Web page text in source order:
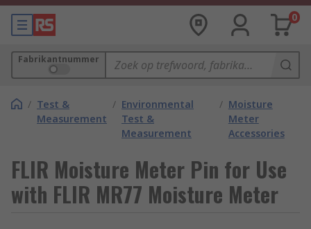
0
Fabrikantnummer
/ Test &
Measurement
/ Environmental
Test &
Measurement
/ Moisture
Meter
Accessories
FLIR Moisture Meter Pin for Use
with FLIR MR77 Moisture Meter